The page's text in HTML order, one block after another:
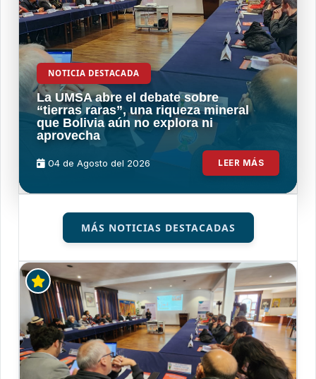
NOTICIA DESTACADA
La UMSA abre el debate sobre
“tierras raras”, una riqueza mineral
que Bolivia aún no explora ni
aprovecha
04 de Agosto del 2026 LEER MÁS
MÁS NOTICIAS DESTACADAS